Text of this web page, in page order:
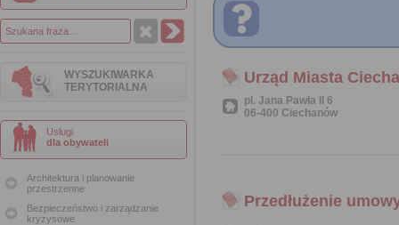
WYSZUKIWARKA
TERYTORIALNA
Usługi
dla obywateli
Architektura i planowanie
przestrzenne
Bezpieczeństwo i zarządzanie
kryzysowe
Urząd Miasta
pl. Jana Pawła II 6
06-400 Ciechanów
Przedłużenie